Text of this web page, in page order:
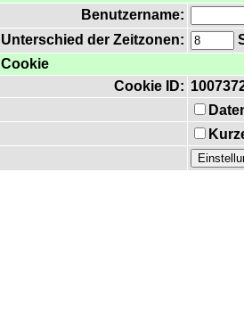
Benutzername:
Unterschied der Zeitzonen:
Cookie
Cookie ID: